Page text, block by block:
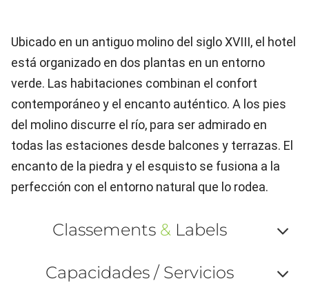
Ubicado en un antiguo molino del siglo XVIII, el hotel
está organizado en dos plantas en un entorno
verde. Las habitaciones combinan el confort
contemporáneo y el encanto auténtico. A los pies
del molino discurre el río, para ser admirado en
todas las estaciones desde balcones y terrazas. El
encanto de la piedra y el esquisto se fusiona a la
perfección con el entorno natural que lo rodea.
Classements &Labels
ou
Capacidades / Servicios